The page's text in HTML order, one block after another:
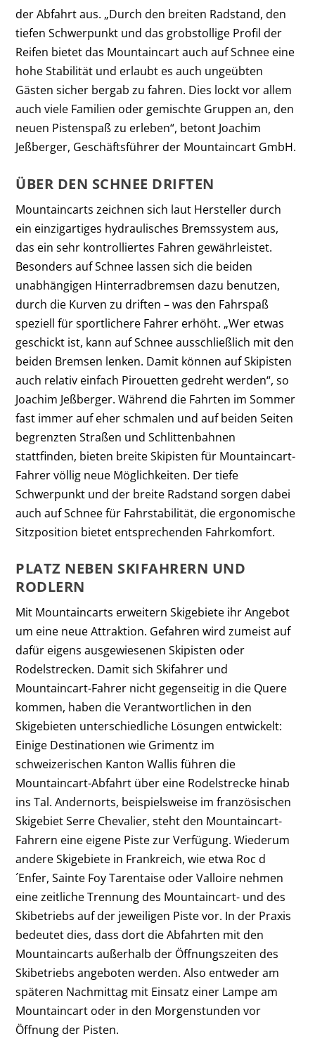
der Abfahrt aus. „Durch den breiten Radstand, den
tiefen Schwerpunkt und das grobstollige Profil der
Reifen bietet das Mountaincart auch auf Schnee eine
hohe Stabilität und erlaubt es auch ungeübten
Gästen sicher bergab zu fahren. Dies lockt vor allem
auch viele Familien oder gemischte Gruppen an, den
neuen Pistenspaß zu erleben“, betont Joachim
Jeßberger, Geschäftsführer der Mountaincart GmbH.
ÜBER DEN SCHNEE DRIFTEN
Mountaincarts zeichnen sich laut Hersteller durch
ein einzigartiges hydraulisches Bremssystem aus,
das ein sehr kontrolliertes Fahren gewährleistet.
Besonders auf Schnee lassen sich die beiden
unabhängigen Hinterradbremsen dazu benutzen,
durch die Kurven zu driften – was den Fahrspaß
speziell für sportlichere Fahrer erhöht. „Wer etwas
geschickt ist, kann auf Schnee ausschließlich mit den
beiden Bremsen lenken. Damit können auf Skipisten
auch relativ einfach Pirouetten gedreht werden“, so
Joachim Jeßberger. Während die Fahrten im Sommer
fast immer auf eher schmalen und auf beiden Seiten
begrenzten Straßen und Schlittenbahnen
stattfinden, bieten breite Skipisten für Mountaincart-
Fahrer völlig neue Möglichkeiten. Der tiefe
Schwerpunkt und der breite Radstand sorgen dabei
auch auf Schnee für Fahrstabilität, die ergonomische
Sitzposition bietet entsprechenden Fahrkomfort.
PLATZ NEBEN SKIFAHRERN UND
RODLERN
Mit Mountaincarts erweitern Skigebiete ihr Angebot
um eine neue Attraktion. Gefahren wird zumeist auf
dafür eigens ausgewiesenen Skipisten oder
Rodelstrecken. Damit sich Skifahrer und
Mountaincart-Fahrer nicht gegenseitig in die Quere
kommen, haben die Verantwortlichen in den
Skigebieten unterschiedliche Lösungen entwickelt:
Einige Destinationen wie Grimentz im
schweizerischen Kanton Wallis führen die
Mountaincart-Abfahrt über eine Rodelstrecke hinab
ins Tal. Andernorts, beispielsweise im französischen
Skigebiet Serre Chevalier, steht den Mountaincart-
Fahrern eine eigene Piste zur Verfügung. Wiederum
andere Skigebiete in Frankreich, wie etwa Roc d
´Enfer, Sainte Foy Tarentaise oder Valloire nehmen
eine zeitliche Trennung des Mountaincart- und des
Skibetriebs auf der jeweiligen Piste vor. In der Praxis
bedeutet dies, dass dort die Abfahrten mit den
Mountaincarts außerhalb der Öffnungszeiten des
Skibetriebs angeboten werden. Also entweder am
späteren Nachmittag mit Einsatz einer Lampe am
Mountaincart oder in den Morgenstunden vor
Öffnung der Pisten.